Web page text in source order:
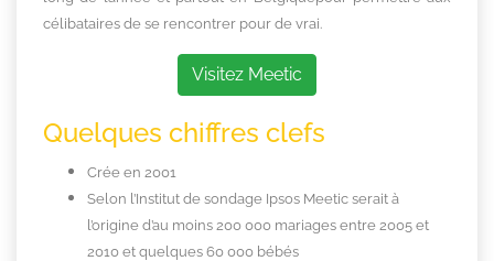
célibataires de se rencontrer pour de vrai.
Visitez Meetic
Quelques chiffres clefs
Crée en 2001
Selon l’Institut de sondage Ipsos Meetic serait à
l’origine d’au moins 200 000 mariages entre 2005 et
2010 et quelques 60 000 bébés